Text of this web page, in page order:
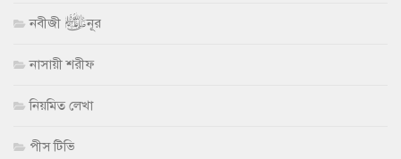
নবীজী ﷺ নূর
নাসায়ী শরীফ
নিয়মিত লেখা
পীস টিভি